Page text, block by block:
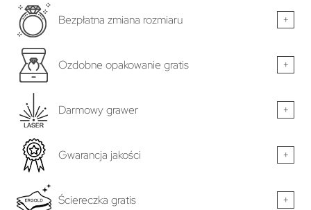
Bezpłatna zmiana rozmiaru +
Ozdobne opakowanie gratis +
Darmowy grawer +
Gwarancja jakości +
Ściereczka gratis +